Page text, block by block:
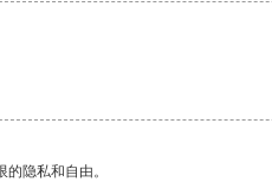
隐私和自由。